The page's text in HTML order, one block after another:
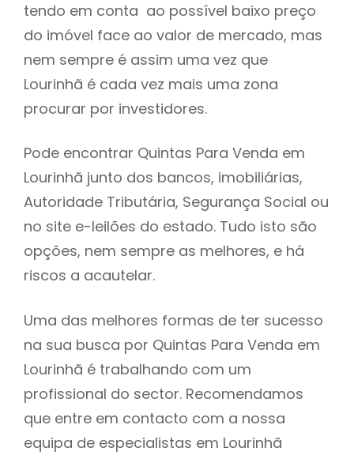
tendo em conta ao possível baixo preço
do imóvel face ao valor de mercado, mas
nem sempre é assim uma vez que
Lourinhã é cada vez mais uma zona
procurar por investidores.
Pode encontrar Quintas Para Venda em
Lourinhã junto dos bancos, imobiliárias,
Autoridade Tributária, Segurança Social ou
no site e-leilões do estado. Tudo isto são
opções, nem sempre as melhores, e há
riscos a acautelar.
Uma das melhores formas de ter sucesso
na sua busca por Quintas Para Venda em
Lourinhã é trabalhando com um
profissional do sector. Recomendamos
que entre em contacto com a nossa
equipa de especialistas em Lourinhã